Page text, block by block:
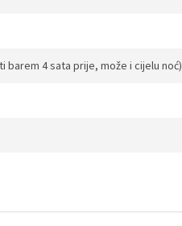
barem 4 sata prije, može i cijelu noć)